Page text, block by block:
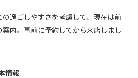
の過ごしやすさを考慮して、現在は前
内。事前に予約してから来店しまし
情報